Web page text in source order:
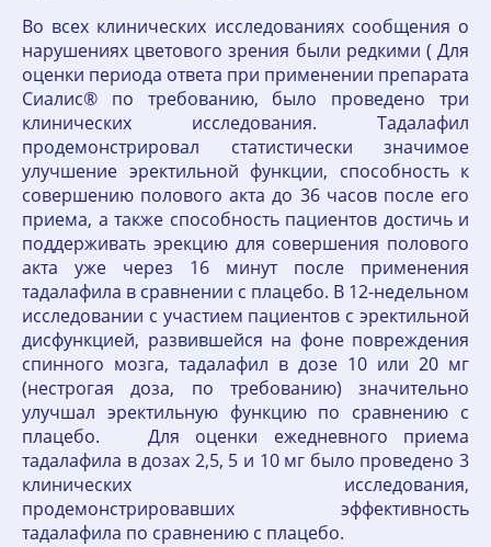
Во всех клинических исследованиях сообщения о
нарушениях цветового зрения были редкими ( Для
оценки периода ответа при применении препарата
Сиалис® по требованию, было проведено три
клинических исследования. Тадалафил
продемонстрировал статистически значимое
улучшение эректильной функции, способность к
совершению полового акта до 36 часов после его
приема, а также способность пациентов достичь и
поддерживать эрекцию для совершения полового
акта уже через 16 минут после применения
тадалафила в сравнении с плацебо. В 12-недельном
исследовании с участием пациентов с эректильной
дисфункцией, развившейся на фоне повреждения
спинного мозга, тадалафил в дозе 10 или 20 мг
(нестрогая доза, по требованию) значительно
улучшал эректильную функцию по сравнению с
плацебо. Для оценки ежедневного приема
тадалафила в дозах 2,5, 5 и 10 мг было проведено 3
клинических исследования,
продемонстрировавших эффективность
тадалафила по сравнению с плацебо.